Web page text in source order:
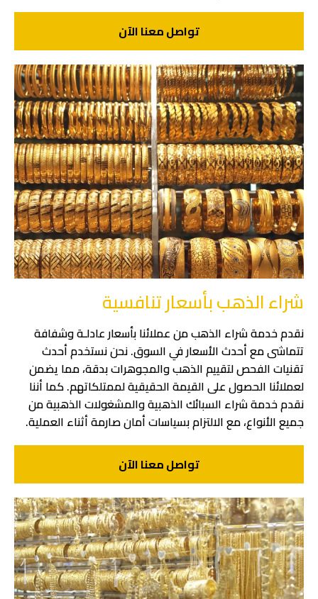
تواصل معنا الآن
شراء الذهب بأسعار تنافسية
نقدم خدمة شراء الذهب من عملائنا بأسعار عادلـة وشفافة
تتماشى مع أحدث الأسعار في السوق. نحن نستخدم أحدث
تقنيات الفحص لتقييم الذهب والمجوهرات بدقة، مما يضمن
لعملائنا الحصول على القيمة الحقيقية لممتلكاتهم. كما أننا
نقدم خدمة شراء السبائك الذهبية والمشغولات الذهبية من
جميع الأنواع، مع الالتزام بسياسات أمان صارمة أثناء العملية.
تواصل معنا الآن